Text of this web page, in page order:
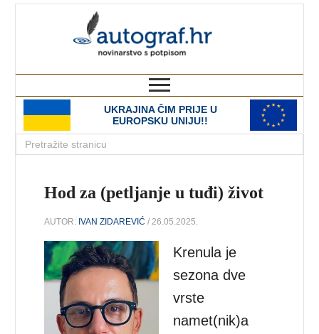
UKRAJINA ČIM PRIJE U
EUROPSKU UNIJU!!
Hod za (petljanje u tuđi) život
AUTOR: IVAN ZIDAREVIĆ / 26.05.2025.
Krenula je
sezona dve
vrste
namet(nik)a